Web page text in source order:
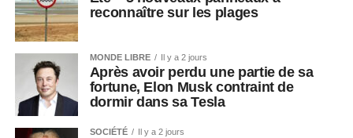
reconnaître sur les plages
MONDE LIBRE Il y a 2 jours
Après avoir perdu une partie de sa
fortune, Elon Musk contraint de
dormir dans sa Tesla
SOCIÉTÉ Il y a 2 jours